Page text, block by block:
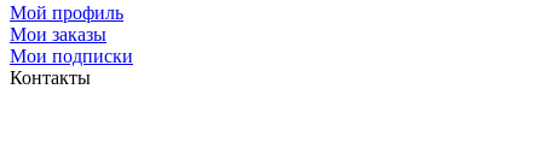
Мой профиль
Мои заказы
Мои подписки
Контакты